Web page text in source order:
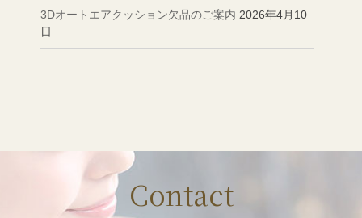
3Dオートエアクッション欠品のご案内 2026年4月10
日
Contact